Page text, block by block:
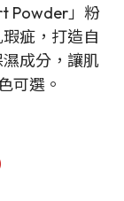
Powder」粉
疵，打造自
成分，讓肌
可選。